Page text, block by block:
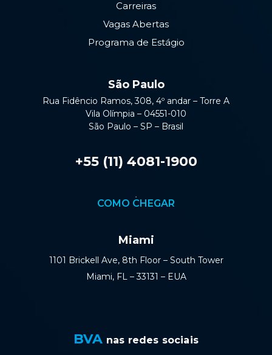
Carreiras
Vagas Abertas
Programa de Estágio
São Paulo
Rua Fidêncio Ramos, 308, 4º andar – Torre A
Vila Olímpia – 04551-010
São Paulo – SP – Brasil
+55 (11) 4081-1900
COMO CHEGAR
Miami
1101 Brickell Ave, 8th Floor – South Tower
Miami, FL – 33131 – EUA
BVA nas redes sociais